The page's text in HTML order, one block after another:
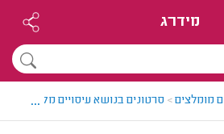
מידרג
מומלצים> סרטונים בנושא עיסויים מקצועיים
...